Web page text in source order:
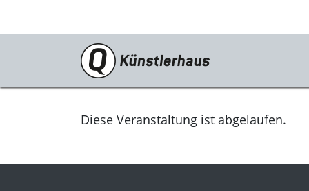
Besuch
shift/walls
Diese Veranstaltung ist abgelaufen.